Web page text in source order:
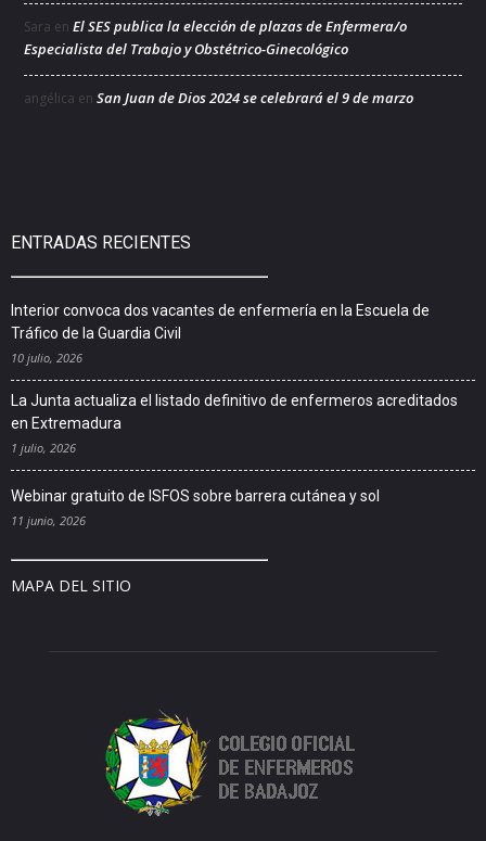
Sara en El SES publica la elección de plazas de Enfermera/o
Especialista del Trabajo y Obstétrico-Ginecológico
angélica en San Juan de Dios 2024 se celebrará el 9 de marzo
ENTRADAS RECIENTES
Interior convoca dos vacantes de enfermería en la Escuela de
Tráfico de la Guardia Civil
10 julio, 2026
La Junta actualiza el listado definitivo de enfermeros acreditados
en Extremadura
1 julio, 2026
Webinar gratuito de ISFOS sobre barrera cutánea y sol
11 junio, 2026
MAPA DEL SITIO